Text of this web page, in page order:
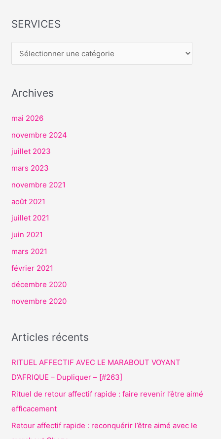
SERVICES
S
V
C
Archives
mai 2026
novembre 2024
juillet 2023
mars 2023
novembre 2021
août 2021
juillet 2021
juin 2021
mars 2021
février 2021
décembre 2020
novembre 2020
Articles récents
RITUEL AFFECTIF AVEC LE MARABOUT VOYANT
D’AFRIQUE – Dupliquer – [#263]
Rituel de retour affectif rapide : faire revenir l’être aimé
efficacement
Retour affectif rapide : reconquérir l’être aimé avec le